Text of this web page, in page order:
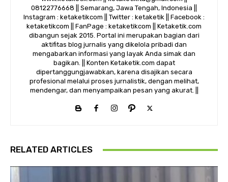
08122776668 || Semarang, Jawa Tengah, Indonesia ||
Instagram : ketaketikcom || Twitter : ketaketik || Facebook :
ketaketikcom || FanPage : ketaketikcom || Ketaketik.com
dibangun sejak 2015. Portal ini merupakan bagian dari
aktifitas blog jurnalis yang dikelola pribadi dan
mengabarkan informasi yang layak Anda simak dan
bagikan. || Konten Ketaketik.com dapat
dipertanggungjawabkan, karena disajikan secara
profesional melalui proses jurnalistik, dengan melihat,
mendengar, dan menyampaikan pesan yang akurat. ||
RELATED ARTICLES